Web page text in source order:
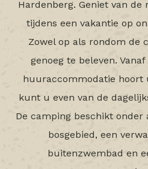
Hardenberg. Geniet van
tijdens een vakantie op
Zowel op als rondom de
genoeg te beleven.
huuraccommodatie hoort
kunt u even van de
De camping beschikt onder
bosgebied, een
buitenzwembad en